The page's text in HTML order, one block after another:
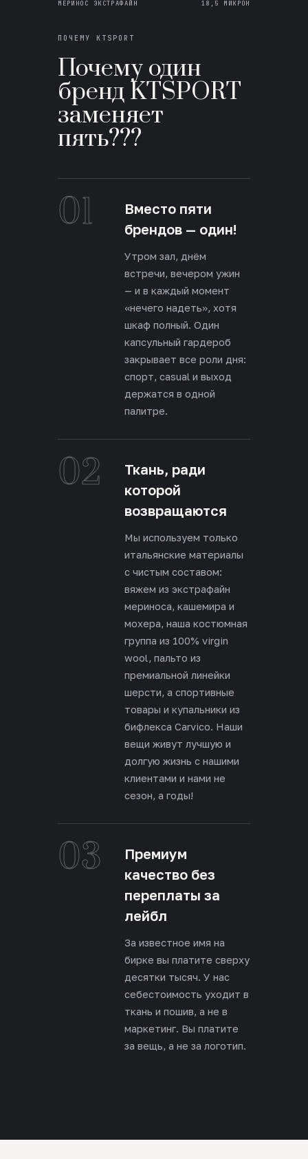
МЕРИНОС ЭКСТРАФАЙН 18,5 МИКРОН
ПОЧЕМУ KTSPORT
Почему один
бренд KTSPORT
заменяет
пять???
01
Вместо пяти
брендов — один!
Утром зал, днём
встречи, вечером ужин
— и в каждый момент
«нечего надеть», хотя
шкаф полный. Один
капсульный гардероб
закрывает все роли дня:
спорт, casual и выход
держатся в одной
палитре.
02
Ткань, ради
которой
возвращаются
Мы используем только
итальянские материалы
с чистым составом:
вяжем из экстрафайн
мериноса, кашемира и
мохера, наша костюмная
группа из 100% virgin
wool, пальто из
премиальной линейки
шерсти, а спортивные
товары и купальники из
бифлекса Carvico. Наши
вещи живут лучшую и
долгую жизнь с нашими
клиентами и нами не
сезон, а годы!
03
Премиум
качество без
переплаты за
лейбл
За известное имя на
бирке вы платите сверху
десятки тысяч. У нас
себестоимость уходит в
ткань и пошив, а не в
маркетинг. Вы платите
за вещь, а не за логотип.